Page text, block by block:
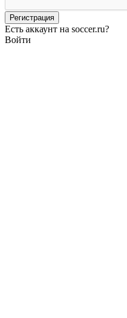
Есть аккаунт на soccer.ru?
Войти